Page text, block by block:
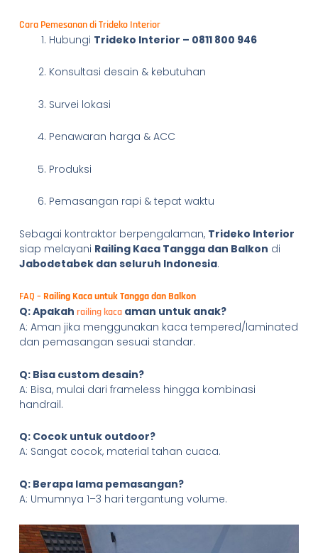
Cara Pemesanan di Trideko Interior
Hubungi Trideko Interior – 0811 800 946
Konsultasi desain & kebutuhan
Survei lokasi
Penawaran harga & ACC
Produksi
Pemasangan rapi & tepat waktu
Sebagai kontraktor berpengalaman, Trideko Interior
siap melayani Railing Kaca Tangga dan Balkon di
Jabodetabek dan seluruh Indonesia.
FAQ – Railing Kaca untuk Tangga dan Balkon
Q: Apakah railing kacaaman untuk anak?
A: Aman jika menggunakan kaca tempered/laminated
dan pemasangan sesuai standar.
Q: Bisa custom desain?
A: Bisa, mulai dari frameless hingga kombinasi
handrail.
Q: Cocok untuk outdoor?
A: Sangat cocok, material tahan cuaca.
Q: Berapa lama pemasangan?
A: Umumnya 1–3 hari tergantung volume.